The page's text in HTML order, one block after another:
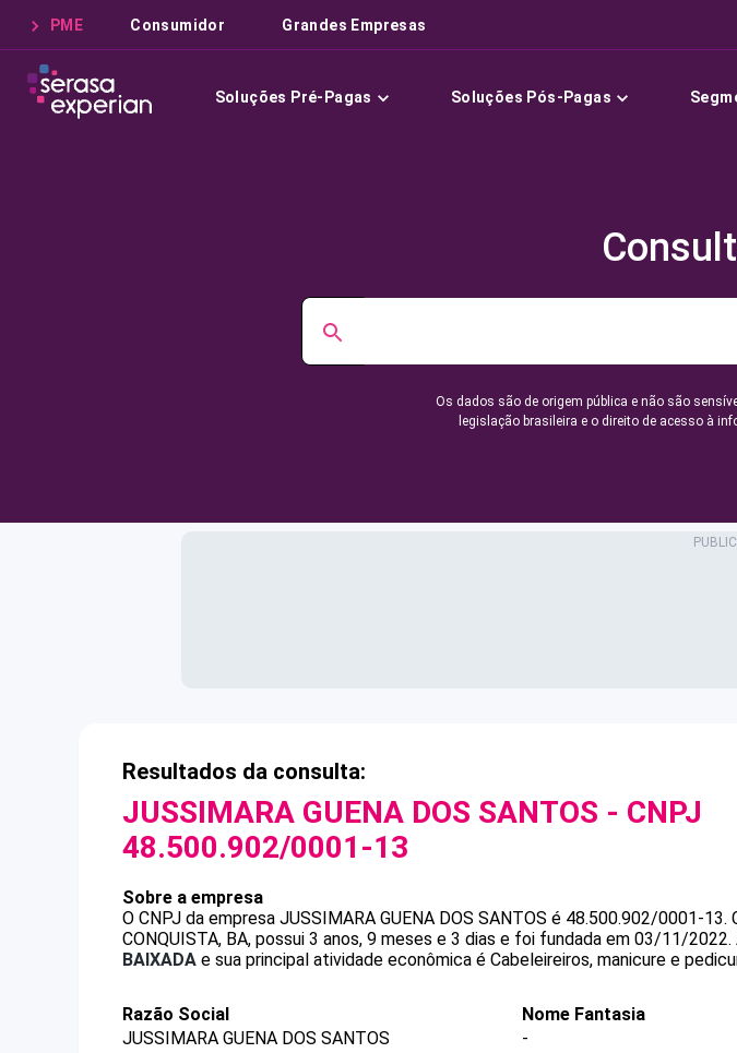
PME Consumidor Grandes Empresas
Soluções Pré-Pagas Soluções Pós-Pagas
Os dados são de origem pública e não são
legislação brasileira e o direito de acesso à
Resultados da consulta:
JUSSIMARA GUENA DOS SANTOS - CNPJ
48.500.902/0001-13
Sobre a empresa
O CNPJ da empresa JUSSIMARA GUENA DOS SANTOS é 48.500.902/0001-13.
CONQUISTA, BA, possui 3 anos, 9 meses e 3 dias e foi fundada em 03/11/2022.
BAIXADA e sua principal atividade econômica é Cabeleireiros, manicure e
Razão Social
JUSSIMARA GUENA DOS SANTOS
Nome Fantasia
-